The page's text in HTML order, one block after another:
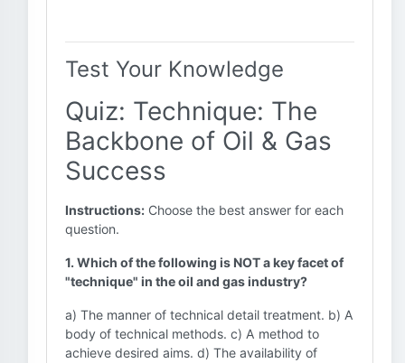
Test Your Knowledge
Quiz: Technique: The
Backbone of Oil & Gas
Success
Instructions: Choose the best answer for each
question.
1. Which of the following is NOT a key facet of
"technique" in the oil and gas industry?
a) The manner of technical detail treatment. b) A
body of technical methods. c) A method to
achieve desired aims. d) The availability of